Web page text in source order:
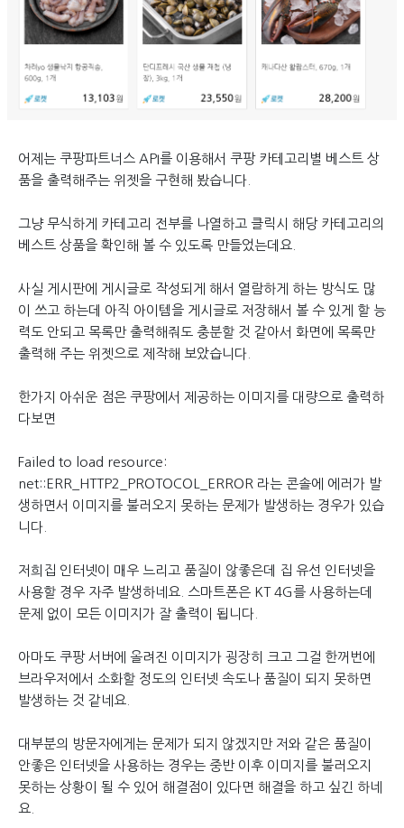
어제는 쿠팡파트너스 API를 이용해서 쿠팡 카테고리별 베스트 상
품을 출력해주는 위젯을 구현해 봤습니다.
그냥 무식하게 카테고리 전부를 나열하고 클릭시 해당 카테고리의
베스트 상품을 확인해 볼 수 있도록 만들었는데요.
사실 게시판에 게시글로 작성되게 해서 열람하게 하는 방식도 많
이 쓰고 하는데 아직 아이템을 게시글로 저장해서 볼 수 있게 할 능
력도 안되고 목록만 출력해줘도 충분할 것 같아서 화면에 목록만
출력해 주는 위젯으로 제작해 보았습니다.
한가지 아쉬운 점은 쿠팡에서 제공하는 이미지를 대량으로 출력하
다보면
Failed to load resource:
net::ERR_HTTP2_PROTOCOL_ERROR 라는 콘솔에 에러가 발
생하면서 이미지를 불러오지 못하는 문제가 발생하는 경우가 있습
니다.
저희집 인터넷이 매우 느리고 품질이 않좋은데 집 유선 인터넷을
사용할 경우 자주 발생하네요. 스마트폰은 KT 4G를 사용하는데
문제 없이 모든 이미지가 잘 출력이 됩니다.
아마도 쿠팡 서버에 올려진 이미지가 굉장히 크고 그걸 한꺼번에
브라우저에서 소화할 정도의 인터넷 속도나 품질이 되지 못하면
발생하는 것 같네요.
대부분의 방문자에게는 문제가 되지 않겠지만 저와 같은 품질이
안좋은 인터넷을 사용하는 경우는 중반 이후 이미지를 불러오지
못하는 상황이 될 수 있어 해결점이 있다면 해결을 하고 싶긴 하네
요.